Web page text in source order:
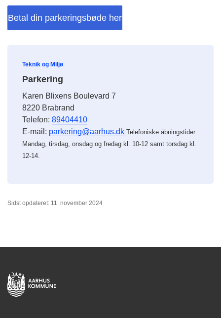
Betal din parkeringsbøde her
Teknik og Miljø
Parkering
Karen Blixens Boulevard 7
8220 Brabrand
Telefon: 89404410
E-mail: parkering@aarhus.dk Telefoniske åbningstider:
Mandag, tirsdag, onsdag og fredag kl. 10-12 samt torsdag kl.
12-14.
Sidst opdateret: 11. november 2024